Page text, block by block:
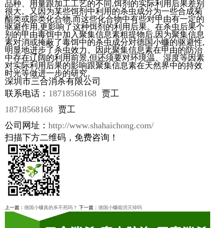
品种、用量跟加工工艺的不同,饵剂的实际利用后果差别
很大。又因为某些饵剂中利用的杀虫成分为一些合成菊
酯类或腙类化合物,而这些化合物中有些对甲由有一定的
驱避作用,更影响了这种饵剂的利用后果。在杀虫后果个
别的甲由毒饵中加入聚集信息素粗提物后,因为聚集信息
素对消或掩蔽了毒饵中的杀虫成分对德国小蠊的驱避性,
明显地进步了杀虫效力。因此聚集信息素在甲由的防治
中存在辽阔的利用前景,但还须要对环境温、湿度等因素
对实际利用后果的影响跟聚集信息素在天然界中的持效
时光等做进一步的研究。
深圳市三合消杀有限公司
联系电话： 18718568168 贾工
18718568168 贾工
公司网址： http://www.shahaichong.com/
扫描下方二维码，免费咨询！
上一篇： 德国小蠊真的杀不死吗？ 下一篇： 德国小蠊能消灭掉吗